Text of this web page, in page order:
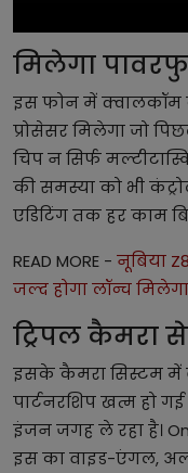
मिलेगा
इस फोन में क्वालकॉम
प्रोसेसर मिलेगा जो
चिप न सिर्फ
की समस्या को भी
एडिटिंग तक हर काम
READ MORE - नूबिया
जल्द होगा लॉन्च
ट्रिपल कैमरा
इसके कैमरा सिस्टम में
पार्टनरशिप खत्म हो
इंजन जगह ले रहा है।
इस का वाइड-एंगल,